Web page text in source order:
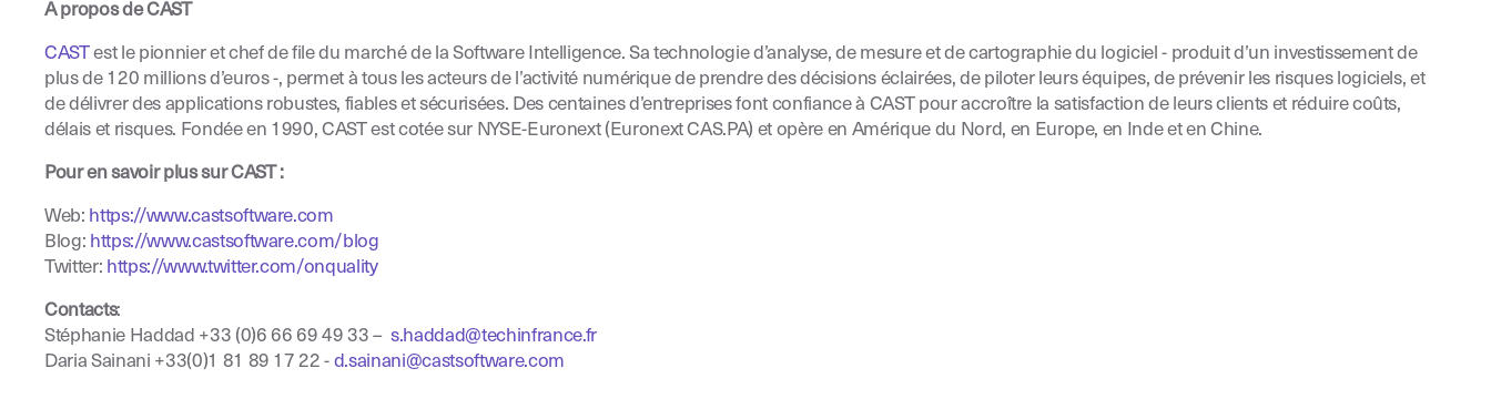
A propos de CAST
CASTest le pionnier et chef de file du marché de la Software Intelligence. Sa technologie d’analyse, de mesure et de cartographie du logiciel - produit d’un investissement de
plus de 120 millions d’euros -, permet à tous les acteurs de l’activité numérique de prendre des décisions éclairées, de piloter leurs équipes, de prévenir les risques logiciels, et
de délivrer des applications robustes, fiables et sécurisées. Des centaines d’entreprises font confiance à CAST pour accroître la satisfaction de leurs clients et réduire coûts,
délais et risques. Fondée en 1990, CAST est cotée sur NYSE-Euronext (Euronext CAS.PA) et opère en Amérique du Nord, en Europe, en Inde et en Chine.
Pour en savoir plus sur CAST:
Web: https://www.castsoftware.com
Blog: https://www.castsoftware.com/blog
Twitter: https://www.twitter.com/onquality
Contacts:
Stéphanie Haddad +33 (0)6 66 69 49 33 – s.haddad@techinfrance.fr
Daria Sainani +33(0)1 81 89 17 22 - d.sainani@castsoftware.com